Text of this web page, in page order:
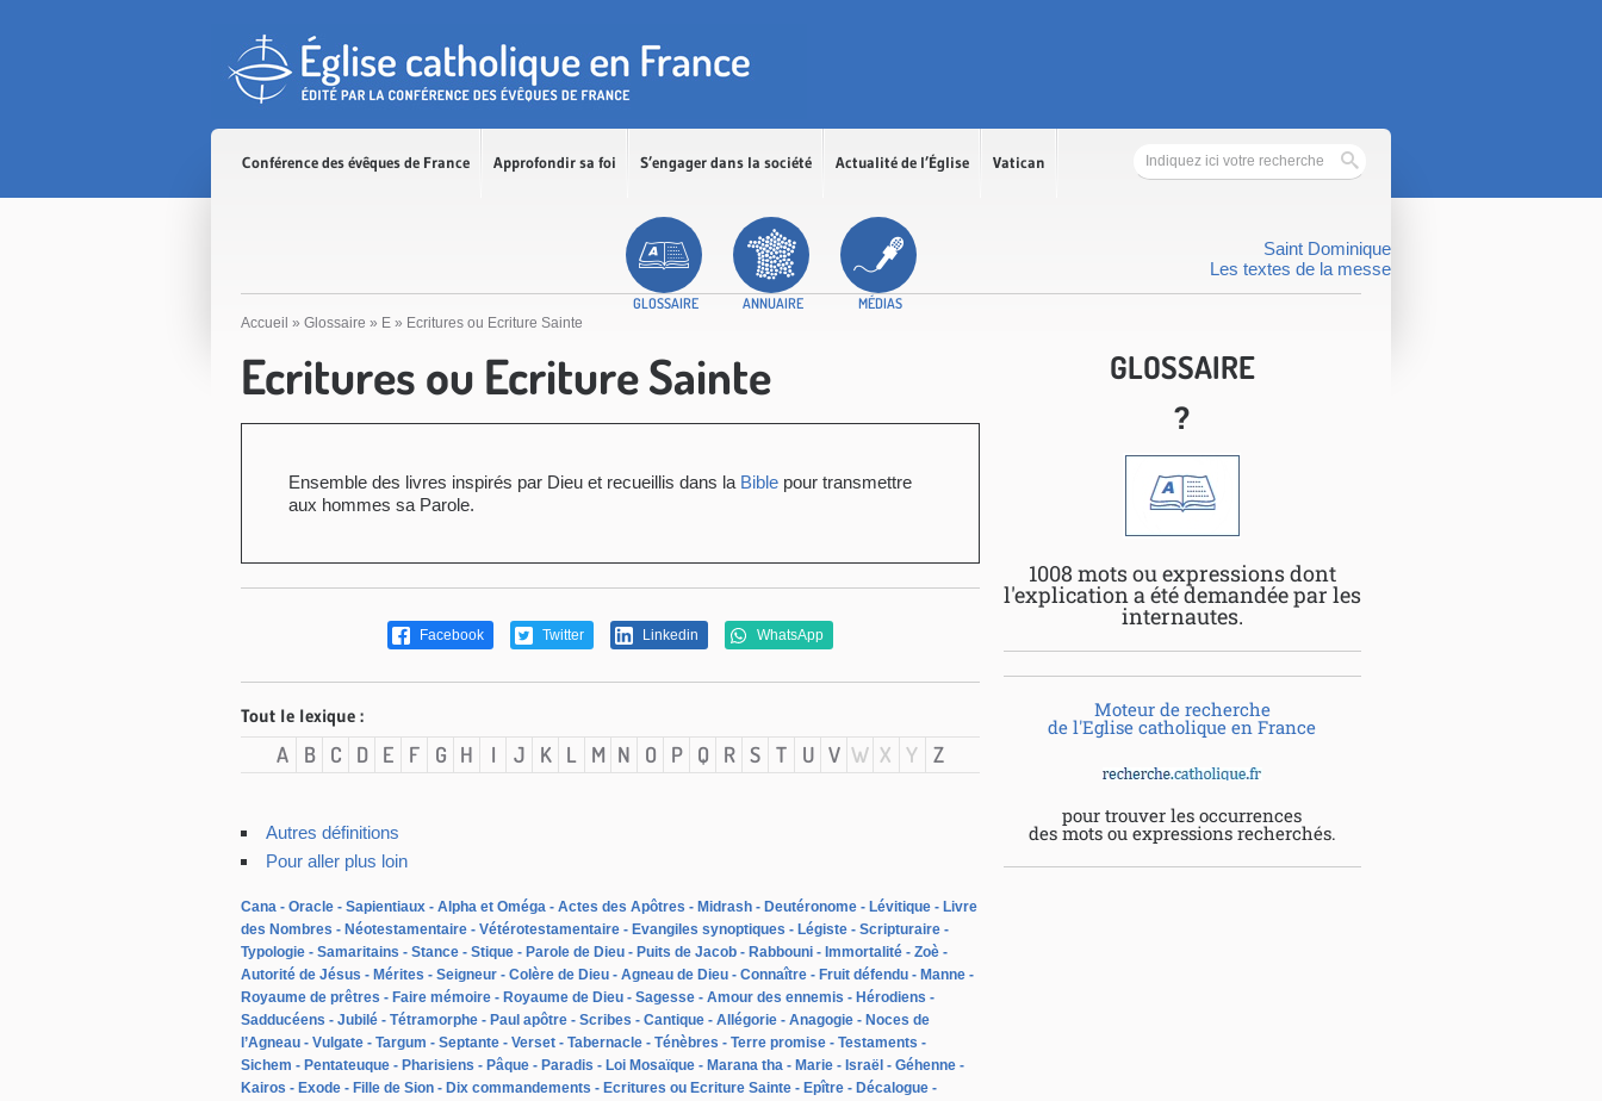
Conférence des évêques de France Approfondir sa foi S’engager dans la société Actualité de l’Église Vatican
GLOSSAIRE ANNUAIRE MÉDIAS
Saint Dominique
Les textes de la messe
Accueil » Glossaire » E » Ecritures ou Ecriture Sainte
Ecritures ou Ecriture Sainte
Ensemble des livres inspirés par Dieu et recueillis dans la Bible pour transmettre
aux hommes sa Parole.
Facebook Twitter Linkedin WhatsApp
Tout le lexique :
A B C D E F G H I J K L M N O P Q R S T U V W X Y Z
Autres définitions
Pour aller plus loin
Cana Oracle Sapientiaux Alpha et Oméga Actes des Apôtres Midrash Deutéronome Lévitique
Livre
des Nombres
Néotestamentaire Vétérotestamentaire Evangiles synoptiques Légiste
Scripturaire
Typologie
Samaritains Stance Stique Parole de Dieu Puits de Jacob Rabbouni Immortalité
Zoè
Autorité de Jésus
Mérites Seigneur Colère de Dieu Agneau de Dieu Connaître Fruit défendu
Manne
Royaume de prêtres
Faire mémoire Royaume de Dieu Sagesse Amour des ennemis
Hérodiens
Sadducéens
Jubilé Tétramorphe Paul apôtre Scribes Cantique Allégorie Anagogie
Noces de
l’Agneau
Vulgate Targum Septante Verset Tabernacle Ténèbres Terre promise
Testaments
Sichem
Pentateuque Pharisiens Pâque Paradis Loi Mosaïque Marana tha Marie Israël
Géhenne
Kairos
Exode Fille de Sion Dix commandements Ecritures ou Ecriture Sainte Epître
Décalogue
GLOSSAIRE
?
1008 mots ou expressions dont
l'explication a été demandée par les
internautes.
Moteur de recherche
de l'Eglise catholique en France
pour trouver les occurrences
des mots ou expressions recherchés.